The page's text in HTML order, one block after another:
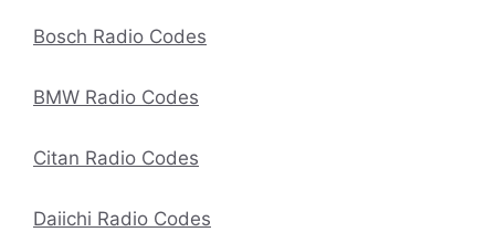
Bosch Radio Codes
BMW Radio Codes
Citan Radio Codes
Daiichi Radio Codes